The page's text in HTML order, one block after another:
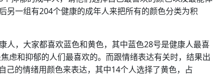
另一组有204个健康的成年人来把所有的颜色分类为积
人，大家都喜欢蓝色和黄色，其中蓝色28号是健康人最喜
虑和抑郁的人们最喜欢的。而跟情绪表达有关时，结果出
己的情绪用颜色来表达，其中14个人选择了黄色，占